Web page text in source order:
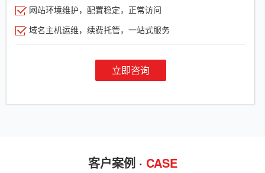
网站环境维护，配置稳定，正常访问
域名主机运维，续费托管，一站式服务
立即咨询
客户案例 · CASE